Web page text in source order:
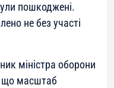
пошкоджені.
не без участі
міністра оборони
що масштаб